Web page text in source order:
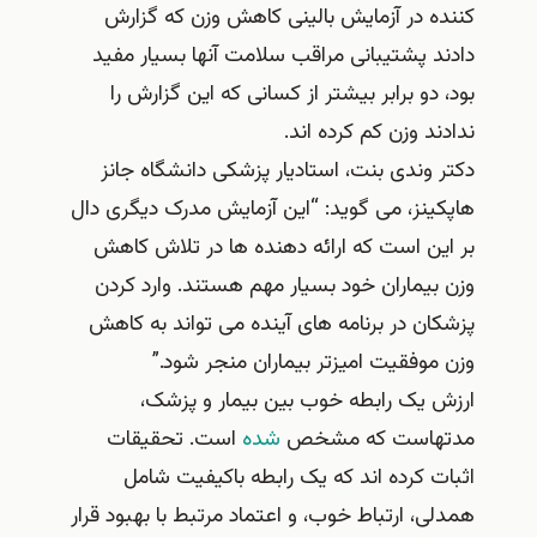
در آزمایش بالینی کاهش وزن که گزارش
پشتیبانی مراقب سلامت آنها بسیار مفید
برابر بیشتر از کسانی که این گزارش را
وزن کم کرده اند.
بنت، استادیار پزشکی دانشگاه جانز
می گوید: “این آزمایش مدرک دیگری دال
است که ارائه دهنده ها در تلاش کاهش
خود بسیار مهم هستند. وارد کردن
در برنامه های آینده می تواند به کاهش
امیزتر بیماران منجر شود.”
یک رابطه خوب بین بیمار و پزشک،
که مشخصشدهاست. تحقیقات
کرده اند که یک رابطه باکیفیت شامل
ارتباط خوب، و اعتماد مرتبط با بهبود قرار